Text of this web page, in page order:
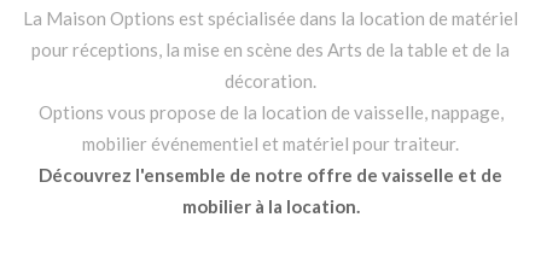
La Maison Options est spécialisée dans la location de matériel
pour réceptions, la mise en scène des Arts de la table et de la
décoration.
Options vous propose de la location de vaisselle, nappage,
mobilier événementiel et matériel pour traiteur.
Découvrez l'ensemble de notre offre de vaisselle et de
mobilier à la location.